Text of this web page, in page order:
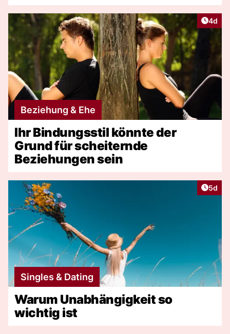
4d
Beziehung & Ehe
Ihr Bindungsstil könnte der
Grund für scheiternde
Beziehungen sein
5d
Singles & Dating
Warum Unabhängigkeit so
wichtig ist